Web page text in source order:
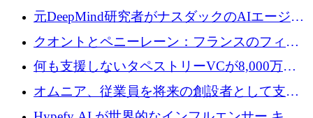
8,500万ドルの株式公開買い付けを実施
元DeepMind研究者がナスダックのAIエージェ
ントを拡張するためにCreandumの資金調達で
記録を獲得
クオントとペニーレーン：フランスのフィン
テックの友人と敵
何も支援しないタペストリーVCが8,000万ド
ルの資金を調達、ロンドン事務所を開設
オムニア、従業員を将来の創設者として支援
するために Firedrop でファンドを立ち上げる